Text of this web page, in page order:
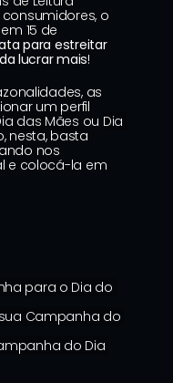
o
15 de
para estreitar
lucrar mais!
as
um perfil
das Mães ou Dia
nesta, basta
nos
e colocá-la em
para o Dia do
Campanha do
do Dia